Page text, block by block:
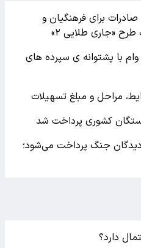
صادرات برای فرهنگیان و
«جاری طلایی ۲»
با پشتوانه ی سپرده های
مراحل و مبلغ تسهیلات
جنگ پرداخت می‌شود؛
دارد؟